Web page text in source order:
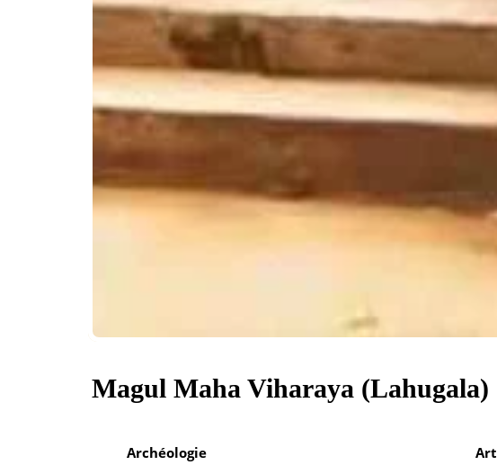
Magul Maha Viharaya (Lahugala)
Archéologie
Art